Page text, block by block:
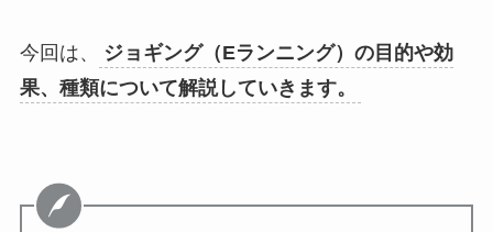
今回は、
ジョギング（Eランニング）の目的や効
果、種類について解説していきます。